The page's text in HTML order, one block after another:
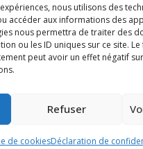
nous utilisons des
accéder aux informations des
nous permettra de traiter des
ou les ID uniques sur ce site.
peut avoir un effet négatif
Refuser
de cookiesDéclaration de
?
son mariage, Se